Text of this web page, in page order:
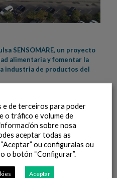
SENSOMARE, un proyecto
alimentaria y fomentar la
industria de productos del
e de terceiros para poder
o tráfico e volume de
sobre nosa
aceptar todas as
ou configuralas ou
o botón “Configurar”.
Aceptar